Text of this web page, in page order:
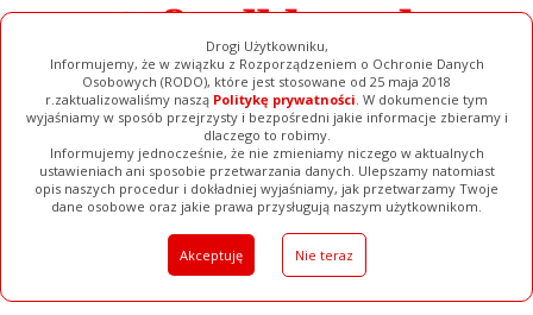
Drogi Użytkowniku,
Informujemy, że w związku z Rozporządzeniem o Ochronie Danych
Osobowych (RODO), które jest stosowane od 25 maja 2018
r.zaktualizowaliśmy naszą Politykę prywatności. W dokumencie tym
wyjaśniamy w sposób przejrzysty i bezpośredni jakie informacje zbieramy i
dlaczego to robimy.
Informujemy jednocześnie, że nie zmieniamy niczego w aktualnych
ustawieniach ani sposobie przetwarzania danych. Ulepszamy natomiast
opis naszych procedur i dokładniej wyjaśniamy, jak przetwarzamy Twoje
dane osobowe oraz jakie prawa przysługują naszym użytkownikom.
Akceptuję Nie teraz
Ogłoszenia Filmy Galerie Baza Firm Pełna Wersja